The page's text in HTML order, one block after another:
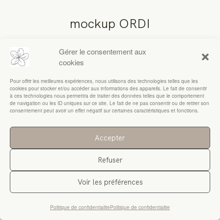
Gérer le consentement aux
cookies
Pour offrir les meilleures expériences, nous utilisons des technologies telles que les
cookies pour stocker et/ou accéder aux informations des appareils. Le fait de consentir
à ces technologies nous permettra de traiter des données telles que le comportement
de navigation ou les ID uniques sur ce site. Le fait de ne pas consentir ou de retirer son
consentement peut avoir un effet négatif sur certaines caractéristiques et fonctions.
Accepter
Refuser
Voir les préférences
Politique de confidentialitePolitique de confidentialite
RESSOURCES
mockup ORDI